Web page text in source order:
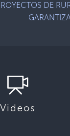
DE
Videos